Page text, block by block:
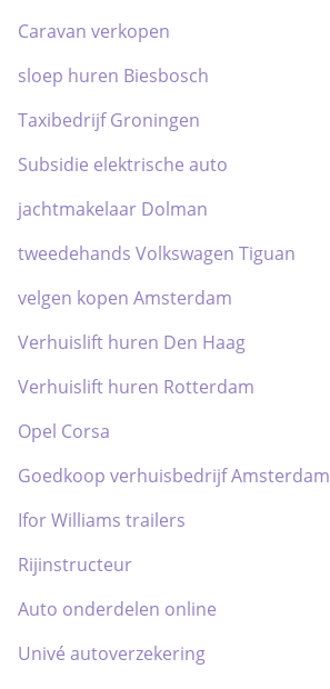
Caravan verkopen
sloep huren Biesbosch
Taxibedrijf Groningen
Subsidie elektrische auto
jachtmakelaar Dolman
tweedehands Volkswagen Tiguan
velgen kopen Amsterdam
Verhuislift huren Den Haag
Verhuislift huren Rotterdam
Opel Corsa
Goedkoop verhuisbedrijf Amsterdam
Ifor Williams trailers
Rijinstructeur
Auto onderdelen online
Univé autoverzekering